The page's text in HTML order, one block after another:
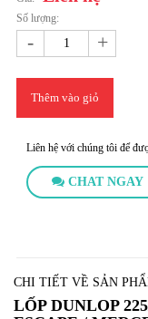
Số lượng:
- +
Thêm vào giỏ
Liên hệ với chúng tôi để
CHAT NGAY
CHI TIẾT VỀ SẢN
LỐP DUNLOP